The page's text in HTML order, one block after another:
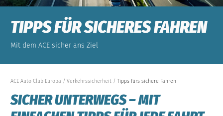
TIPPS FÜR SICHERES FAHREN
Mit dem ACE sicher ans Ziel
ACE Auto Club Europa Verkehrssicherheit Tipps fürs sichere Fahren
SICHER UNTERWEGS – MIT